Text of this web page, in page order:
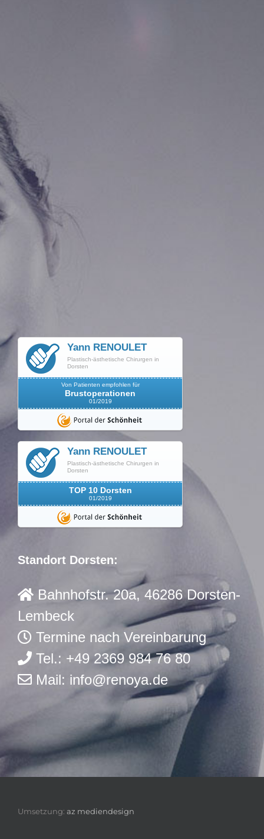
Yann RENOULET
Plastisch-ästhetische Chirurgen in
Dorsten
Von Patienten empfohlen für
Brustoperationen
01/2019
Yann RENOULET
Plastisch-ästhetische Chirurgen in
Dorsten
TOP 10 Dorsten
01/2019
Standort Dorsten:
Bahnhofstr. 20a, 46286 Dorsten-
Lembeck
Termine nach Vereinbarung
Tel.: +49 2369 984 76 80
Mail: info@renoya.de
Umsetzung: az mediendesign